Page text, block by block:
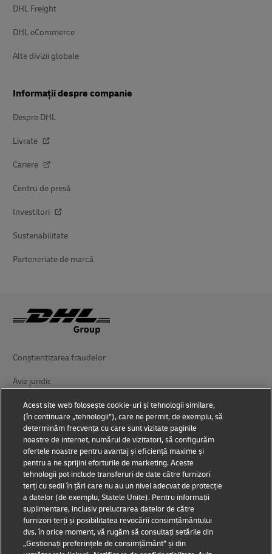
DHL Freight
DHL eCommerce
Alte divizii globale
Informații despre companie
Despre DHL
Livrate
Cariere
Centru de presă
Investitori
Sustenabilitate
Parteneriate de marcă
Conștientizarea fraudelor
Aviz juridic
Condiții de utilizare
Protecția datelor
Accesibilitate
Informații suplimentare
Setări module cookie
Urmăriți-ne
Acest site web folosește cookie-uri și tehnologii similare,
(în continuare „tehnologii”), care ne permit, de exemplu, să
determinăm frecvența cu care sunt vizitate paginile
noastre de internet, numărul de vizitatori, să configurăm
ofertele noastre pentru avantaj și eficiență maxime și
pentru a ne sprijini eforturile de marketing. Aceste
tehnologii pot include transferuri de date către furnizori
terți cu sedii în țări care nu au un nivel adecvat de protecție
a datelor (de exemplu, Statele Unite). Pentru informații
suplimentare, inclusiv prelucrarea datelor de către
furnizori terți și posibilitatea revocării consimțământului
dvs. în orice moment, vă rugăm să consultați setările din
„Gestionați preferințele de consimțământ” și din